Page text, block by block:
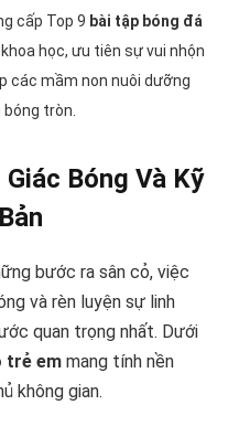
cấp Top 9 bài tập bóng đá
học, ưu tiên sự vui nhộn
các mầm non nuôi dưỡng
tròn.
Bóng Và Kỹ
bước ra sân cỏ, việc
và rèn luyện sự linh
quan trọng nhất. Dưới
trẻ em mang tính nền
không gian.